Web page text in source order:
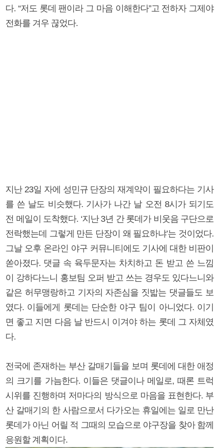
다. “저도 롯데 팬이라 그 마음 이해한다”고 전하자 그제야
전화를 겨우 끊었다.
지난 23일 자에 성민규 단장의 재계약이 필요하다는 기사
를 쓴 날도 비슷했다. 기사가 나간 날 오전 8시가 되기도
전 메일이 도착했다. ‘지난 3년 간 롯데가 비웃음 구단으로
전락했는데 그렇게 만든 단장이 왜 필요하냐’는 것이었다.
그날 오후 온라인 야구 커뮤니티에도 기사에 대한 비판이
쏟아졌다. 댓글 속 육두문자는 차치하고 돈 받고 쓴 느낌
이 강하다느니 홍보팀 오퍼 받고 쓰는 경우도 있다느니와
같은 허무맹랑하고 기자의 자존심을 짓밟는 댓글들도 보
였다. 이들에게 롯데는 단순한 야구 팀이 아니었다. 이기
면 좋고 지면 다음 날 반드시 이겨야 하는 롯데 그 자체였
다.
전국에 존재하는 부산 갈매기들을 보며 롯데에 대한 애정
의 크기를 가늠한다. 이들은 댓글이나 메일로, 때론 트럭
시위를 진행하며 저마다의 방식으로 마음을 표현한다. 부
산 갈매기의 한 사람으로서 다가오는 휴일에는 일로 만난
롯데가 아닌 어릴 적 그때의 모습으로 야구장을 찾아 함께
응원할 계획이다.